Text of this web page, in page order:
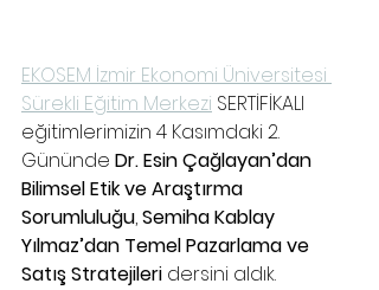
EKOSEM İzmir Ekonomi Üniversitesi
Sürekli Eğitim Merkezi SERTİFİKALI
eğitimlerimizin 4 Kasımdaki 2.
Gününde Dr. Esin Çağlayan’dan
Bilimsel Etik ve Araştırma
Sorumluluğu, Semiha Kablay
Yılmaz’dan Temel Pazarlama ve
Satış Stratejileri dersini aldık.